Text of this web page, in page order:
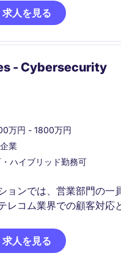
対応やトラブルシューテ
最適化を支援します。
求人を見る
- Cybersecurity
万円 - 1800万円
業
ハイブリッド勤務可
ョンでは、営業部門の一
レコム業界での顧客対応
を行うことが求められま
求人を見る